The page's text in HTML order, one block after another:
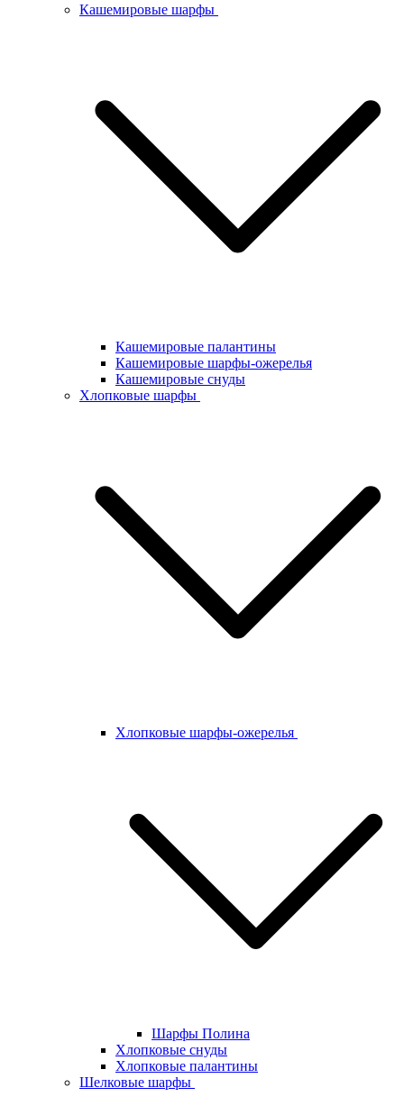
Кашемировые шарфы
Кашемировые палантины
Кашемировые шарфы-ожерелья
Кашемировые снуды
Хлопковые шарфы
Хлопковые шарфы-ожерелья
Шарфы Полина
Хлопковые снуды
Хлопковые палантины
Шелковые шарфы